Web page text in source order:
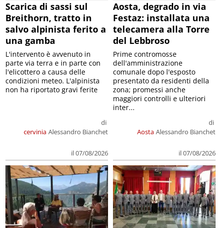
Scarica di sassi sul
Breithorn, tratto in
salvo alpinista ferito a
una gamba
cervinia
di
Alessandro Bianchet
il 07/08/2026
L'intervento è avvenuto in
parte via terra e in parte con
l'elicottero a causa delle
condizioni meteo. L'alpinista
non ha riportato gravi ferite
Aosta, degrado in via
Festaz: installata una
telecamera alla Torre
del Lebbroso
Aosta
di
Alessandro Bianchet
il 07/08/2026
Prime contromosse
dell'amministrazione
comunale dopo l'esposto
presentato da residenti della
zona; promessi anche
maggiori controlli e ulteriori
inter...